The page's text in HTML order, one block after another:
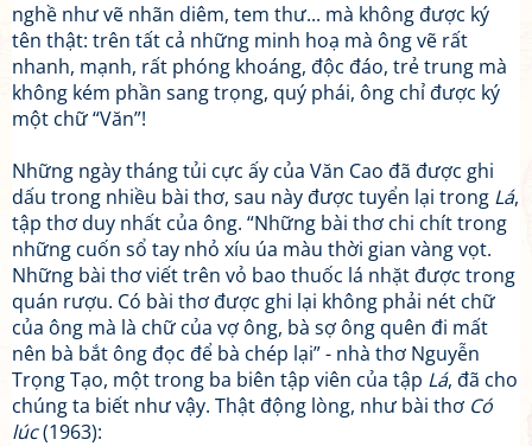
nghề như vẽ nhãn diêm, tem thư... mà không được ký
tên thật: trên tất cả những minh hoạ mà ông vẽ rất
nhanh, mạnh, rất phóng khoáng, độc đáo, trẻ trung mà
không kém phần sang trọng, quý phái, ông chỉ được ký
một chữ “Văn”!
Những ngày tháng tủi cực ấy của Văn Cao đã được ghi
dấu trong nhiều bài thơ, sau này được tuyển lại trong Lá,
tập thơ duy nhất của ông. “Những bài thơ chi chít trong
những cuốn sổ tay nhỏ xíu úa màu thời gian vàng vọt.
Những bài thơ viết trên vỏ bao thuốc lá nhặt được trong
quán rượu. Có bài thơ được ghi lại không phải nét chữ
của ông mà là chữ của vợ ông, bà sợ ông quên đi mất
nên bà bắt ông đọc để bà chép lại” - nhà thơ Nguyễn
Trọng Tạo, một trong ba biên tập viên của tập Lá, đã cho
chúng ta biết như vậy. Thật động lòng, như bài thơ Có
lúc(1963):